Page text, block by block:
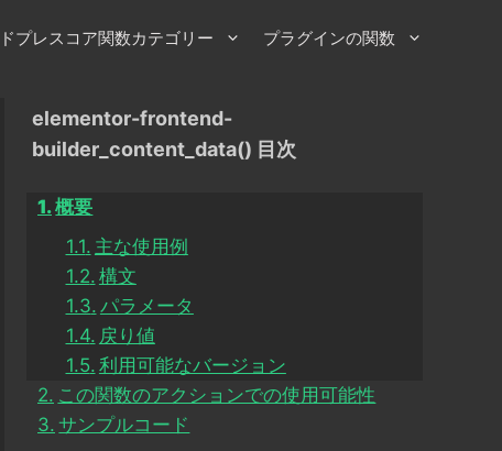
プレスコア関数カテゴリー プラグインの関数
elementor-frontend-
builder_content_data() 目次
概要
主な使用例
構文
パラメータ
戻り値
利用可能なバージョン
この関数のアクションでの使用可能性
サンプルコード